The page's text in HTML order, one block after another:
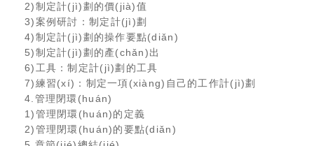
2)制定計(jì)劃的價(jià)值
3)案例研討：制定計(jì)劃
4)制定計(jì)劃的操作要點(diǎn)
5)制定計(jì)劃的產(chǎn)出
6)工具：制定計(jì)劃的工具
7)練習(xí)：制定一項(xiàng)自己的工作計(jì)劃
4.管理閉環(huán)
1)管理閉環(huán)的定義
2)管理閉環(huán)的要點(diǎn)